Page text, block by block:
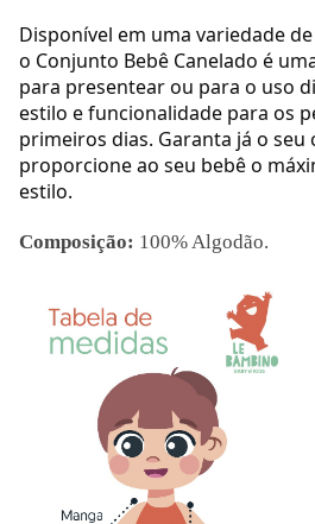
Disponível em uma variedade
o Conjunto Bebê Canelado é
para presentear ou para o uso
estilo e funcionalidade para os
primeiros dias. Garanta já o seu
proporcione ao seu bebê o
estilo.
Composição: 100% Algodão.